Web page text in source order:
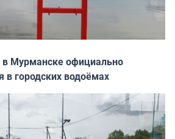
Мурманске официально
в городских водоёмах